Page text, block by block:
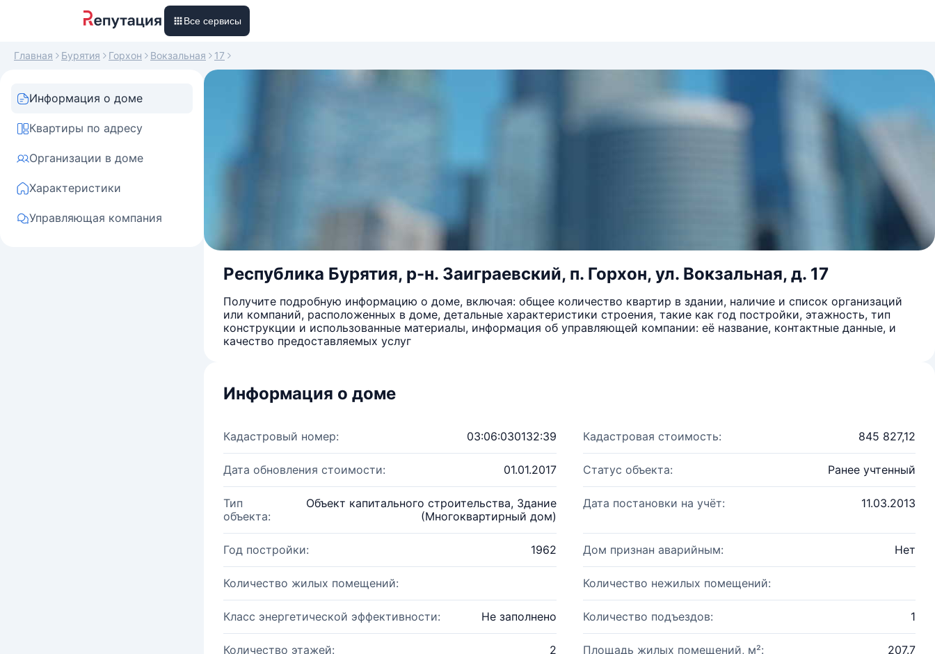
Все сервисы
Главная Бурятия Горхон Вокзальная 17
Информация о доме
Квартиры по адресу
Организации в доме
Характеристики
Управляющая компания
Республика Бурятия, р-н. Заиграевский, п. Горхон, ул. Вокзальная, д. 17
Получите подробную информацию о доме, включая: общее количество квартир в здании, наличие и список организаций
или компаний, расположенных в доме, детальные характеристики строения, такие как год постройки, этажность, тип
конструкции и использованные материалы, информация об управляющей компании: её название, контактные данные, и
качество предоставляемых услуг
Информация о доме
Кадастровый номер: 03:06:030132:39 Кадастровая стоимость: 845 827,12
Дата обновления стоимости: 01.01.2017 Статус объекта: Ранее учтенный
Тип
объекта:
Объект капитального строительства, Здание
(Многоквартирный дом)
Дата постановки на учёт: 11.03.2013
Год постройки: 1962 Дом признан аварийным: Нет
Количество жилых помещений: Количество нежилых помещений:
Класс энергетической эффективности: Не заполнено Количество подъездов: 1
Количество этажей: 2 Площадь жилых помещений, м²: 207.7